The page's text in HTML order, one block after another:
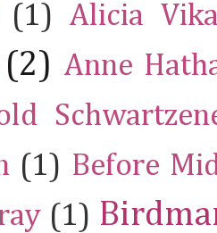
(1) Alicia
(2) Anne
(1) Before
(1)